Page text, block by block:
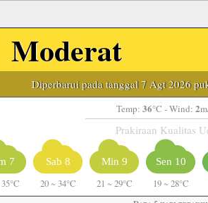
Moderat
Diperbarui pada tanggal 7 Agt 2026
Temp: 36°C - Wind: 2
Prakiraan Kualitas
7
35°C
Sab 8
20 ~ 34°C
Min 9
21 ~ 29°C
Sen 10
19 ~ 28°C